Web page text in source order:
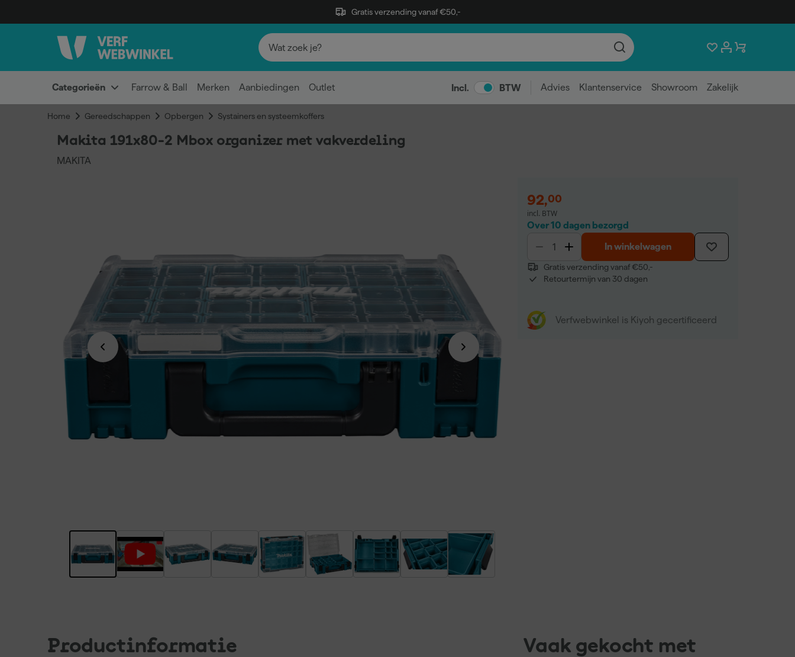
Gratis verzending vanaf €50,-
Categorieën Farrow & Ball Merken Aanbiedingen Outlet Incl. BTW Advies Klantenservice Showroom Zakelijk
Home Gereedschappen Opbergen Systainers en systeemkoffers
Makita 191x80-2 Mbox organizer met vakverdeling
MAKITA
92,00
incl. BTW
Over 10 dagen bezorgd
In winkelwagen
Gratis verzending vanaf €50,-
Retourtermijn van 30 dagen
Verfwebwinkel is Kiyoh gecertificeerd
Productinformatie Vaak gekocht met